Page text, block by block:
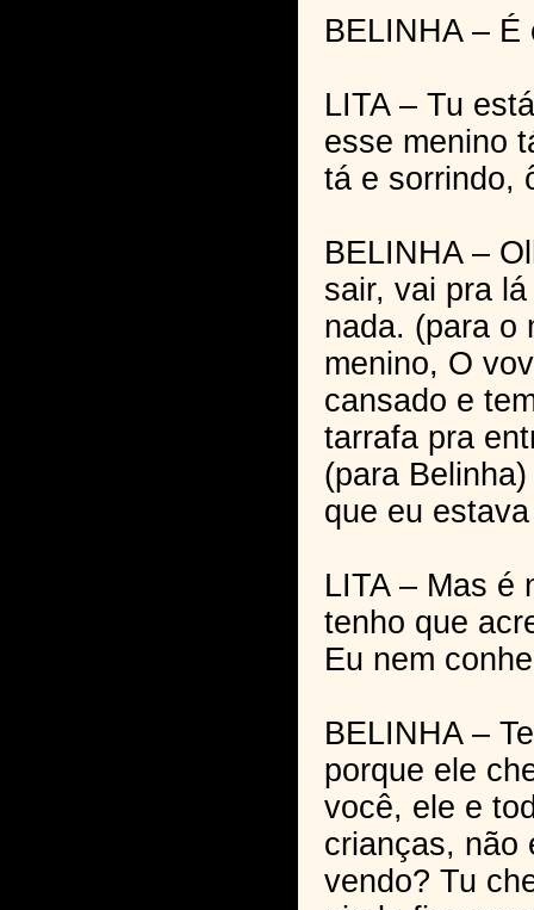
BELINHA – É
LITA – Tu
esse menino
tá e sorrindo,
BELINHA –
sair, vai pra
nada. (para o
menino, O
cansado e
tarrafa pra
(para
que eu
LITA – Mas é
tenho que
Eu nem
BELINHA –
porque ele
você, ele e
crianças, não
vendo? Tu